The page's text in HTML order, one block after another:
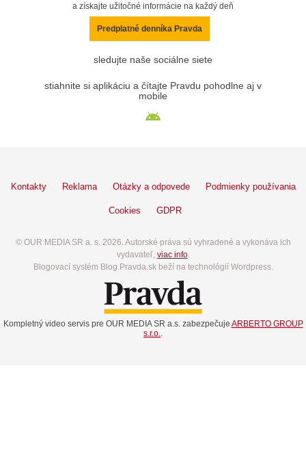
a získajte užitočné informácie na každý deň
Predplatné denníka Pravda
sledujte naše sociálne siete
stiahnite si aplikáciu a čítajte Pravdu pohodlne aj v
mobile
Kontakty Reklama Otázky a odpovede Podmienky používania
Cookies GDPR
© OUR MEDIA SR a. s. 2026. Autorské práva sú vyhradené a vykonáva ich
vydavateľ, viac info.
Blogovací systém Blog.Pravda.sk beží na technológií Wordpress.
Kompletný video servis pre OUR MEDIA SR a.s. zabezpečuje ARBERTO GROUP
s.r.o..